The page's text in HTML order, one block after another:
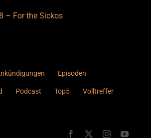
– For the Sickos
Episoden
Podcast Top5 Volltreffer